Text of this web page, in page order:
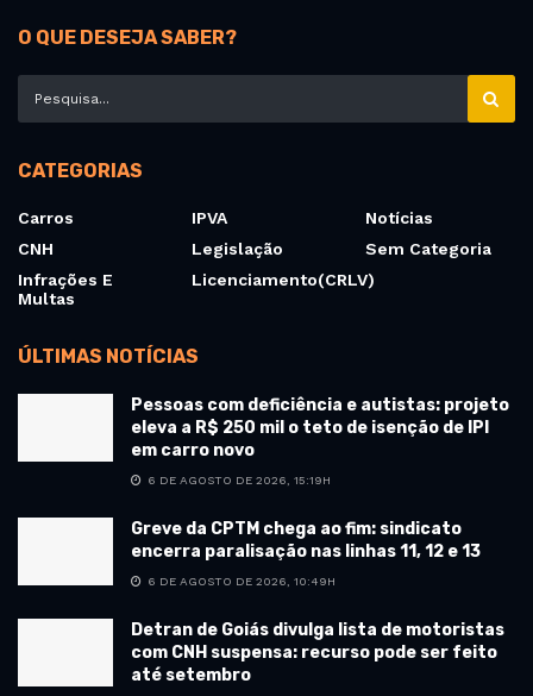
O QUE DESEJA SABER?
CATEGORIAS
Carros
CNH
Infrações E
Multas
IPVA
Legislação
Licenciamento(CRLV)
Notícias
Sem Categoria
ÚLTIMAS NOTÍCIAS
Pessoas com deficiência e autistas: projeto
eleva a R$ 250 mil o teto de isenção de IPI
em carro novo
6 DE AGOSTO DE 2026, 15:19H
Greve da CPTM chega ao fim: sindicato
encerra paralisação nas linhas 11, 12 e 13
6 DE AGOSTO DE 2026, 10:49H
Detran de Goiás divulga lista de motoristas
com CNH suspensa: recurso pode ser feito
até setembro